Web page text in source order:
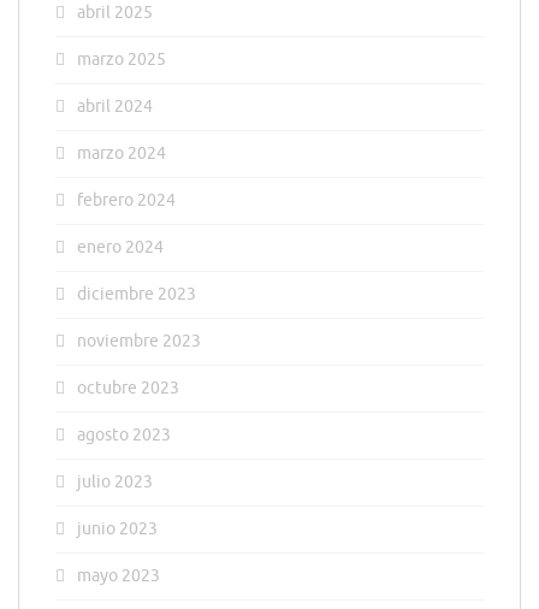
abril 2025
marzo 2025
abril 2024
marzo 2024
febrero 2024
enero 2024
diciembre 2023
noviembre 2023
octubre 2023
agosto 2023
julio 2023
junio 2023
mayo 2023